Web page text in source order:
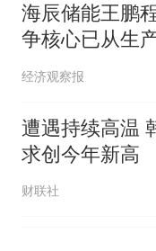
海辰储能王鹏
争核心已从生
方案
经济观察报
遭遇持续高温
求创今年新高
财联社